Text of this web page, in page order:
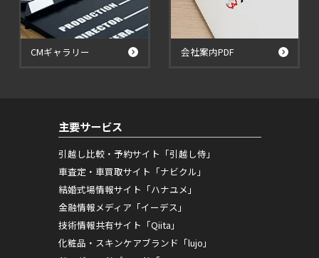
CMギャラリー 会社案内PDF
主要サービス
引越し比較・予約サイト「引越し侍」
車査定・車買取サイト「ナビクル」
結婚式場情報サイト「ハナユメ」
金融情報メディア「イーデス」
技術情報共有サイト「Qiita」
化粧品・スキンケアブランド「lujo」